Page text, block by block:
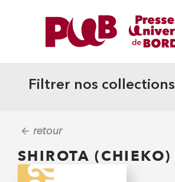
Filtrer nos collections
retour
SHIROTA (CHIEKO)